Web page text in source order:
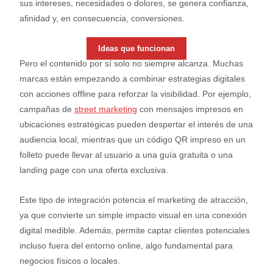
sus intereses, necesidades o dolores, se genera confianza,
afinidad y, en consecuencia, conversiones.
Ideas que funcionan
Pero el contenido por sí solo no siempre alcanza. Muchas
marcas están empezando a combinar estrategias digitales
con acciones offline para reforzar la visibilidad. Por ejemplo,
campañas de street marketing con mensajes impresos en
ubicaciones estratégicas pueden despertar el interés de una
audiencia local, mientras que un código QR impreso en un
folleto puede llevar al usuario a una guía gratuita o una
landing page con una oferta exclusiva.
Este tipo de integración potencia el marketing de atracción,
ya que convierte un simple impacto visual en una conexión
digital medible. Además, permite captar clientes potenciales
incluso fuera del entorno online, algo fundamental para
negocios físicos o locales.